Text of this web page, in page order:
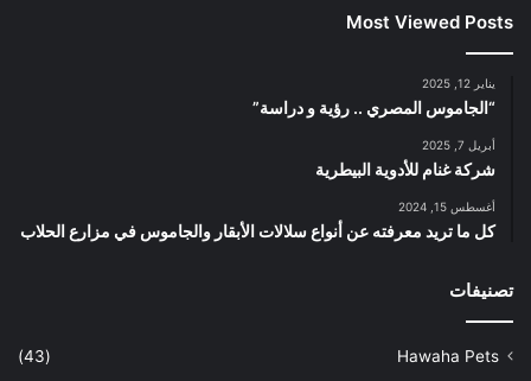
Most Viewed Posts
يناير 12, 2025
“الجاموس المصري .. رؤية و دراسة”
أبريل 7, 2025
شركة غنام للأدوية البيطرية
أغسطس 15, 2024
كل ما تريد معرفته عن أنواع سلالات الأبقار والجاموس في مزارع الحلاب
تصنيفات
Hawaha Pets
(43)